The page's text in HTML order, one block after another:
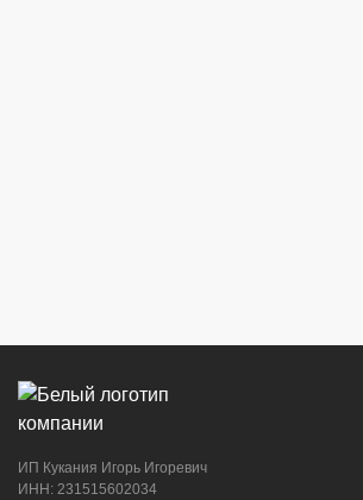
ИП Кукания Игорь Игоревич
ИНН: 231515602034